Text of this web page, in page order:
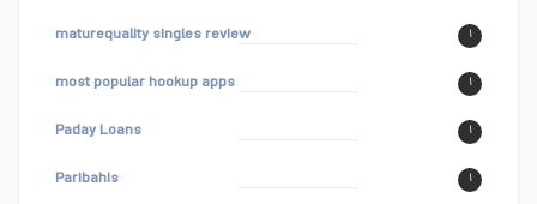
maturequality singles review ۱
most popular hookup apps ۱
Paday Loans ۱
Paribahis ۱